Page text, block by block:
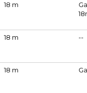
18 m
18 m --
18 m